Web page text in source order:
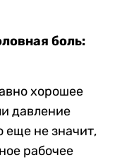
боль:
хорошее
давление
еще не значит,
рабочее